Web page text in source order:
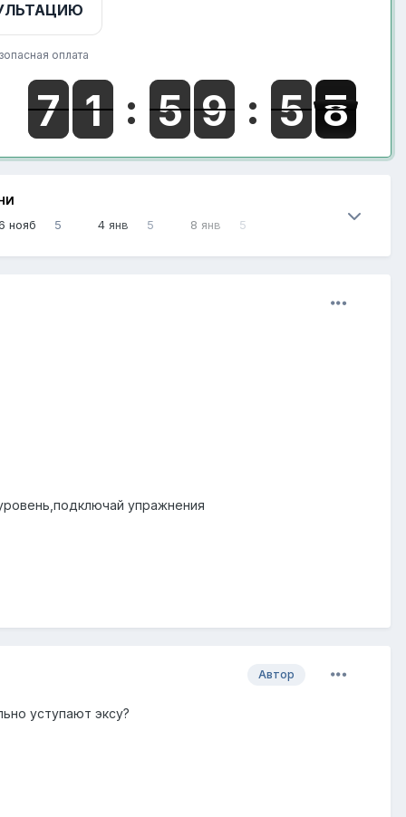
оплата
нояб 5 4 янв 5 8 янв 5
упражнения
Автор
уступают эксу?